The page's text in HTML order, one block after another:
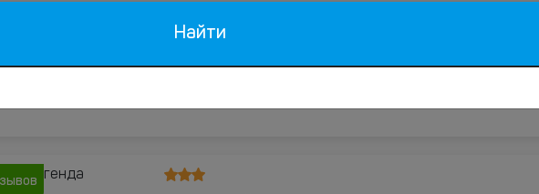
Ворошиловский проспект, д. 35/107, Ростов-на-Дону
Найти